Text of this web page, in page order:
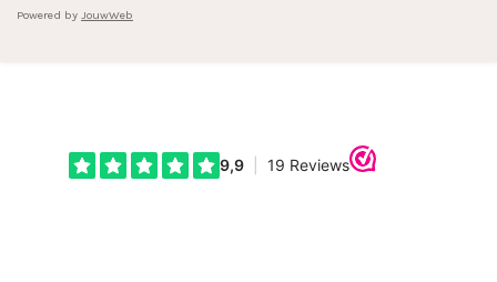
Powered by JouwWeb